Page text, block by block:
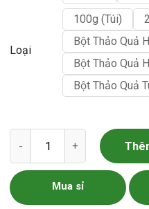
Loại
100g (túi)
Bột Thảo Quả
Bột Thảo Quả
Bột Thảo Quả
Bột thảo quả số lượng
Mua sỉ